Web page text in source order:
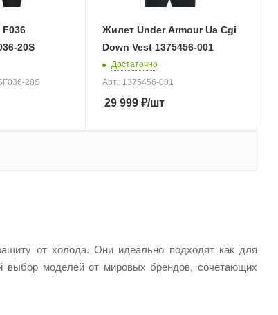
20S
20S
Жилет Under Armour Ua Cgi
Down Vest 1375456-001
Достаточно
Арт.: 1375456-001
29 999₽/шт
от холода. Они идеально подходят как для
выбор моделей от мировых брендов, сочетающих